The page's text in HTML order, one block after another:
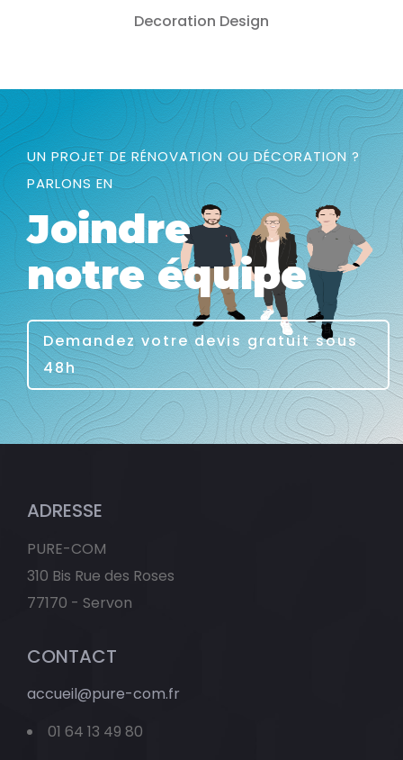
Decoration Design
UN PROJET DE RÉNOVATION OU DÉCORATION ?
PARLONS EN
Joindre
notre équipe
Demandez votre devis gratuit sous
48h
ADRESSE
PURE-COM
310 Bis Rue des Roses
77170 - Servon
CONTACT
accueil@pure-com.fr
01 64 13 49 80